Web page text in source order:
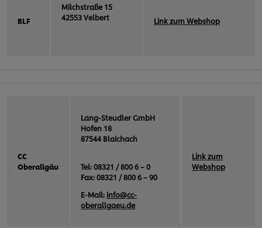
BLF
Milchstraße 15
42553 Velbert
Link zum Webshop
CC
Oberallgäu
Lang-Steudler GmbH
Hofen 18
87544 Blaichach
Tel: 08321 / 800 6 – 0
Fax: 08321 / 800 6 – 90
E-Mail: info@cc-
oberallgaeu.de
Link zum
Webshop